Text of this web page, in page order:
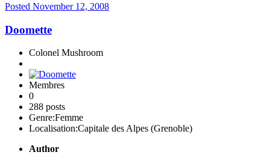
Posted November 12, 2008
Doomette
Colonel Mushroom
Membres
0
288 posts
Genre:Femme
Localisation:Capitale des Alpes (Grenoble)
Author